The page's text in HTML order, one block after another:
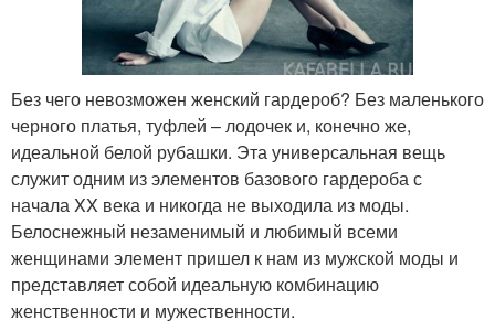
Без чего невозможен женский гардероб? Без маленького
черного платья, туфлей – лодочек и, конечно же,
идеальной белой рубашки. Эта универсальная вещь
служит одним из элементов базового гардероба с
начала XX века и никогда не выходила из моды.
Белоснежный незаменимый и любимый всеми
женщинами элемент пришел к нам из мужской моды и
представляет собой идеальную комбинацию
женственности и мужественности.